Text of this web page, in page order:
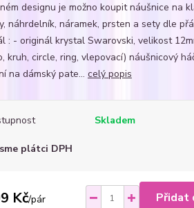
designu je možno koupit náušnice na
náhrdelník, náramek, prsten a sety dle
: - originál krystal Swarovski, velikost
kruh, circle, ring, vlepovací) náušnicový
na dámský pate... celý popis
Skladem
plátci DPH
Kč/pár Přidat